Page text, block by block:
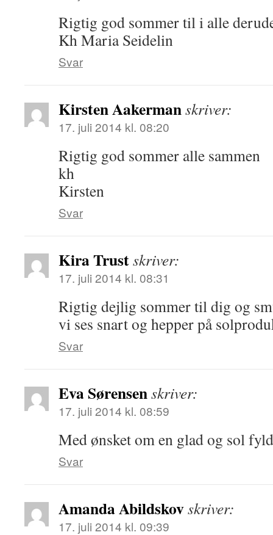
Rigtig god sommer til i alle
Kh Maria Seidelin
Svar
Kirsten Aakermanskriver:
17. juli 2014 kl. 08:20
Rigtig god sommer alle sammen
kh
Kirsten
Svar
Kira Trustskriver:
17. juli 2014 kl. 08:31
Rigtig dejlig sommer til dig og
vi ses snart og hepper på
Svar
Eva Sørensenskriver:
17. juli 2014 kl. 08:59
Med ønsket om en glad og sol
Svar
Amanda Abildskovskriver:
17. juli 2014 kl. 09:39